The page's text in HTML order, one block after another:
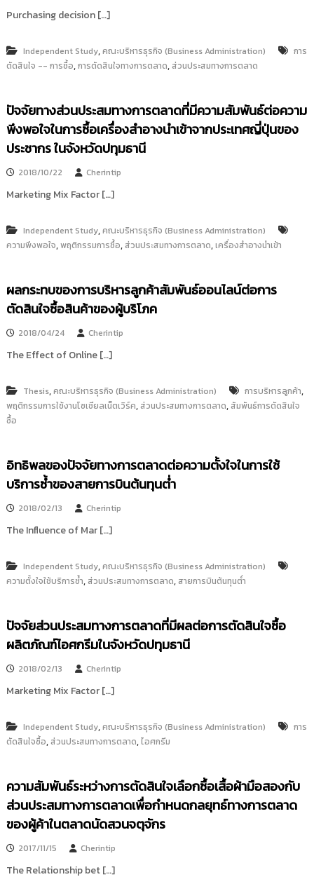
Purchasing decision […]
Independent Study,คณะบริหารธุรกิจ (Business Administration)
การ
ตัดสินใจ -- การซื้อ,การตัดสินใจทางการตลาด, ส่วนประสมทางการตลาด
ปัจจัยทางส่วนประสมทางการตลาดที่มีความสัมพันธ์ต่อความ
พึงพอใจในการซื้อเครื่องสำอางนำเข้าจากประเทศญี่ปุ่นของ
ประชากร ในจังหวัดปทุมธานี
2018/10/22 Cherintip
Marketing Mix Factor […]
Independent Study,คณะบริหารธุรกิจ (Business Administration)
ความพึงพอใจ,พฤติกรรมการซื้อ, ส่วนประสมทางการตลาด,เครื่องสำอางนำเข้า
ผลกระทบของการบริหารลูกค้าสัมพันธ์ออนไลน์ต่อการ
ตัดสินใจซื้อสินค้าของผู้บริโภค
2018/04/24 Cherintip
The Effect of Online […]
Thesis,คณะบริหารธุรกิจ (Business Administration) การบริหารลูกค้า,
พฤติกรรมการใช้งานโซเชียลเน็ตเวิร์ค, ส่วนประสมทางการตลาด, สัมพันธ์การตัดสินใจ
ซื้อ
อิทธิพลของปัจจัยทางการตลาดต่อความตั้งใจในการใช้
บริการซ้ำของสายการบินต้นทุนต่ำ
2018/02/13 Cherintip
The Influence of Mar […]
Independent Study,คณะบริหารธุรกิจ (Business Administration)
ความตั้งใจใช้บริการซ้ำ, ส่วนประสมทางการตลาด, สายการบินต้นทุนต่ำ
ปัจจัยส่วนประสมทางการตลาดที่มีผลต่อการตัดสินใจซื้อ
ผลิตภัณฑ์ไอศกรีมในจังหวัดปทุมธานี
2018/02/13 Cherintip
Marketing Mix Factor […]
Independent Study,คณะบริหารธุรกิจ (Business Administration)
การ
ตัดสินใจซื้อ, ส่วนประสมทางการตลาด,ไอศกรีม
ความสัมพันธ์ระหว่างการตัดสินใจเลือกซื้อเสื้อผ้ามือสองกับ
ส่วนประสมทางการตลาดเพื่อกำหนดกลยุทธ์ทางการตลาด
ของผู้ค้าในตลาดนัดสวนจตุจักร
2017/11/15 Cherintip
The Relationship bet […]